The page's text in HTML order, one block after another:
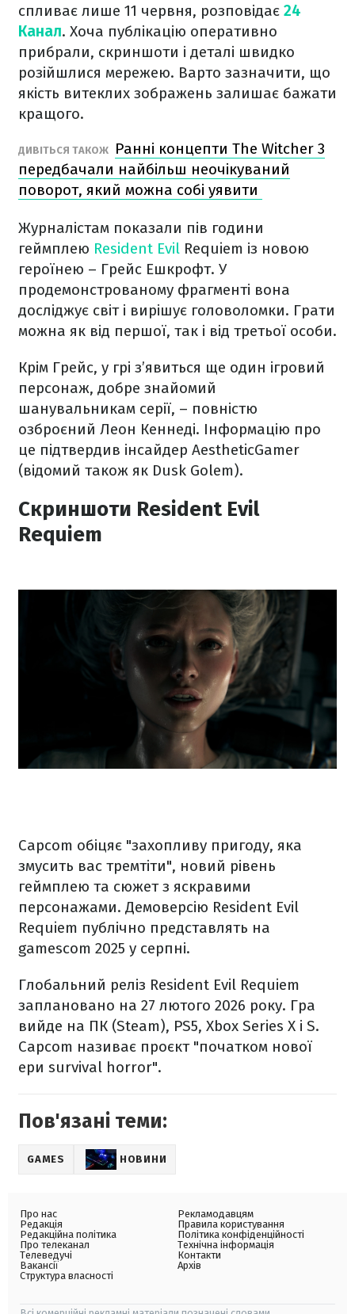
спливає лише 11 червня, розповідає 24
Канал. Хоча публікацію оперативно
прибрали, скриншоти і деталі швидко
розійшлися мережею. Варто зазначити, що
якість витеклих зображень залишає бажати
кращого.
ДИВІТЬСЯ ТАКОЖ
Ранні концепти The Witcher 3
передбачали найбільш неочікуваний
поворот, який можна собі уявити
Журналістам показали пів години
геймплею Resident Evil Requiem із новою
героїнею – Грейс Ешкрофт. У
продемонстрованому фрагменті вона
досліджує світ і вирішує головоломки. Грати
можна як від першої, так і від третьої особи.
Крім Грейс, у грі з’явиться ще один ігровий
персонаж, добре знайомий
шанувальникам серії, – повністю
озброєний Леон Кеннеді. Інформацію про
це підтвердив інсайдер AestheticGamer
(відомий також як Dusk Golem).
Скриншоти Resident Evil
Requiem
Capcom обіцяє "захопливу пригоду, яка
змусить вас тремтіти", новий рівень
геймплею та сюжет з яскравими
персонажами. Демоверсію Resident Evil
Requiem публічно представлять на
gamescom 2025 у серпні.
Глобальний реліз Resident Evil Requiem
заплановано на 27 лютого 2026 року. Гра
вийде на ПК (Steam), PS5, Xbox Series X і S.
Capcom називає проєкт "початком нової
ери survival horror".
Пов'язані теми:
GAMES НОВИНИ
Про нас
Редакція
Редакційна політика
Про телеканал
Телеведучі
Вакансії
Структура власності
Рекламодавцям
Правила користування
Політика конфіденційності
Технічна інформація
Контакти
Архів